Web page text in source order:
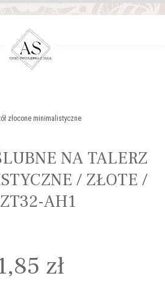
Szukaj:
złocone minimalistyczne
NA TALERZ
/ ZŁOTE /
AH1
zł